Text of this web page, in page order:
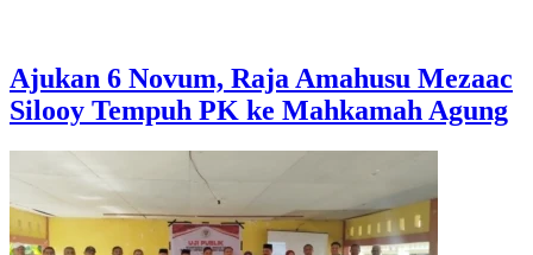
Ajukan 6 Novum, Raja Amahusu Mezaac
Silooy Tempuh PK ke Mahkamah Agung